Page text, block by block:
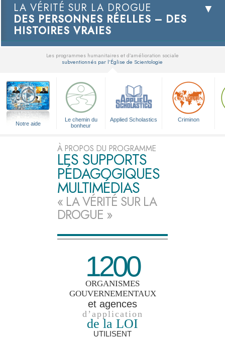
LA VÉRITÉ SUR LA DROGUE
DES PERSONNES RÉELLES – DES
HISTOIRES VRAIES
Les programmes humanitaires et d’amélioration sociale
subventionnés par l’Église de Scientologie
Notre aide
Le chemin du
bonheur
Applied Scholastics Criminon
À PROPOS DU PROGRAMME
LES SUPPORTS
PÉDAGOGIQUES
MULTIMÉDIAS
« LA VÉRITÉ SUR LA
DROGUE »
1200
ORGANISMES
GOUVERNEMENTAUX
et agences
d’application
de la LOI
UTILISENT